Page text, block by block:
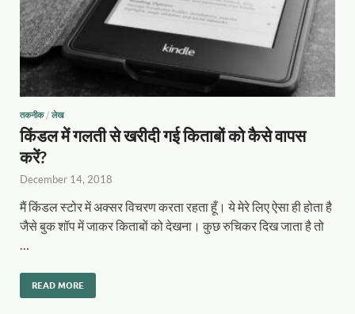
तकनीक/ लेख
किंडल में गलती से खरीदी गई किताबों को कैसे वापस
करें?
December 14, 2018
मैं किंडल स्टोर में अक्सर विचरण करता रहता हूँ। ये मेरे लिए ऐसा ही होता है
जैसे बुक शॉप में जाकर किताबों को देखना। कुछ रुचिकर दिख जाता है तो
READ MORE